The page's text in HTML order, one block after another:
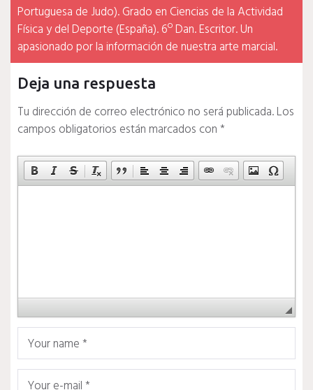
Portuguesa de Judo). Grado en Ciencias de la Actividad
Física y del Deporte (España). 6º Dan. Escritor. Un
apasionado por la información de nuestra arte marcial.
Deja una respuesta
Tu dirección de correo electrónico no será publicada.Los
campos obligatorios están marcados con*